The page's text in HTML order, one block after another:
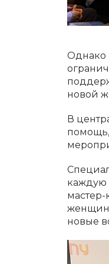
Однако
новой
В
помощь,
каждую
мастер-
новые